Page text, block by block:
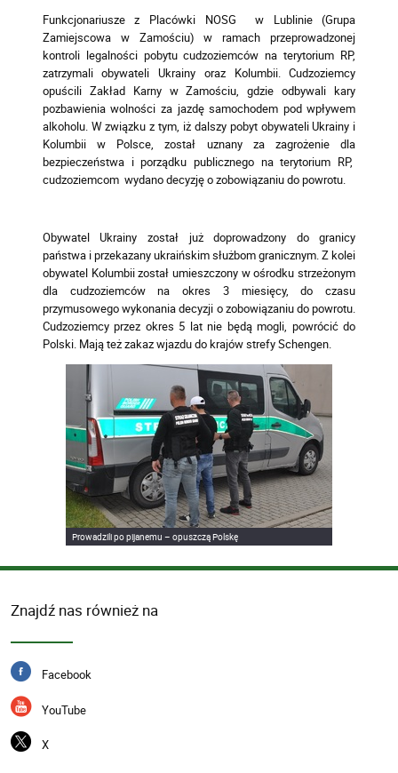
Funkcjonariusze z Placówki NOSG w Lublinie (Grupa
Zamiejscowa w Zamościu) w ramach przeprowadzonej
kontroli legalności pobytu cudzoziemców na terytorium RP,
zatrzymali obywateli Ukrainy oraz Kolumbii. Cudzoziemcy
opuścili Zakład Karny w Zamościu, gdzie odbywali kary
pozbawienia wolności za jazdę samochodem pod wpływem
alkoholu. W związku z tym, iż dalszy pobyt obywateli Ukrainy i
Kolumbii w Polsce, został uznany za zagrożenie dla
bezpieczeństwa i porządku publicznego na terytorium RP,
cudzoziemcom wydano decyzję o zobowiązaniu do powrotu.
Obywatel Ukrainy został już doprowadzony do granicy
państwa i przekazany ukraińskim służbom granicznym. Z kolei
obywatel Kolumbii został umieszczony w ośrodku strzeżonym
dla cudzoziemców na okres 3 miesięcy, do czasu
przymusowego wykonania decyzji o zobowiązaniu do powrotu.
Cudzoziemcy przez okres 5 lat nie będą mogli, powrócić do
Polski. Mają też zakaz wjazdu do krajów strefy Schengen.
Prowadzili po pijanemu – opuszczą Polskę
Znajdź nas również na
Facebook
YouTube
X